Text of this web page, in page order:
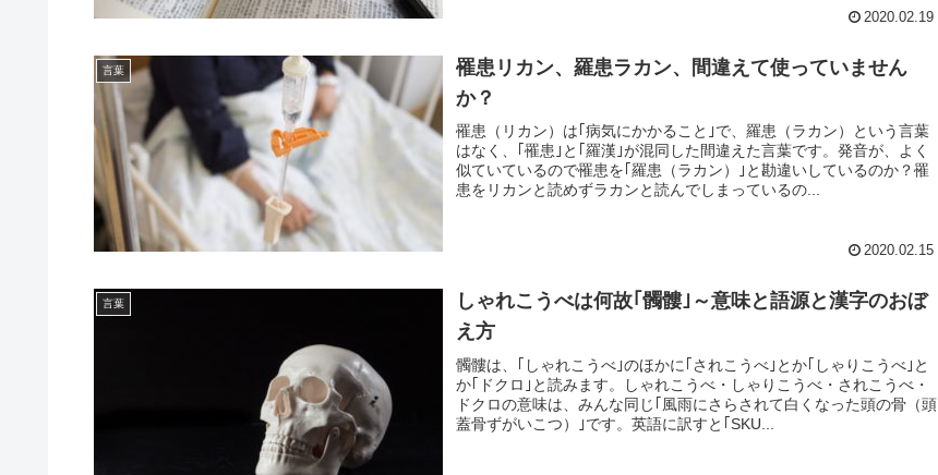
2020.02.19
言葉
罹患リカン、羅患ラカン、間違えて使っていません
か？
罹患（リカン）は｢病気にかかること｣で、羅患（ラカン）という言葉
はなく、｢罹患｣と｢羅漢｣が混同した間違えた言葉です。発音が、よく
似ていているので罹患を｢羅患（ラカン）｣と勘違いしているのか？罹
患をリカンと読めずラカンと読んでしまっているの...
2020.02.15
言葉
しゃれこうべは何故｢髑髏｣～意味と語源と漢字のおぼ
え方
髑髏は、｢しゃれこうべ｣のほかに｢されこうべ｣とか｢しゃりこうべ｣と
か｢ドクロ｣と読みます。しゃれこうべ・しゃりこうべ・されこうべ・
ドクロの意味は、みんな同じ｢風雨にさらされて白くなった頭の骨（頭
蓋骨ずがいこつ）｣です。英語に訳すと｢SKU...